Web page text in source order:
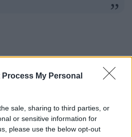
Process My Personal
sale, sharing to third parties, or
or sensitive information for
please use the below opt-out
Rugbymeet